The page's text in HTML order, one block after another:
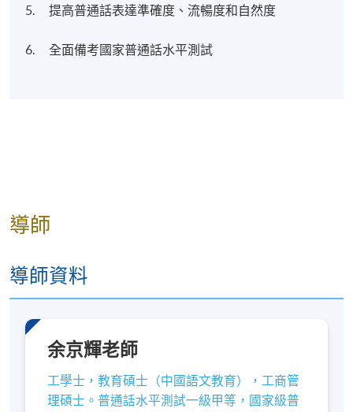
5. 提高普通話表達準確度、流暢度和自然度
6. 全面備考國家普通話水平測試
導師
導師資料
余京輝老師
工學士，教育碩士（中國語文教育），工商管
理碩士。普通話水平測試一級甲等，國家級普